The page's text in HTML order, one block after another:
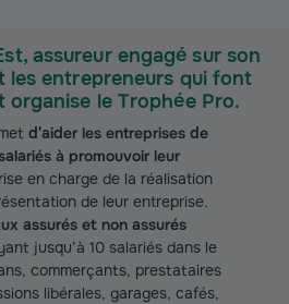
assureur engagé sur son
les entrepreneurs qui font
organise le Trophée Pro.
d'aider les entreprises de
à promouvoir leur
en charge de la réalisation
de leur entreprise.
assurés et non assurés
jusqu’à 10 salariés dans le
commerçants, prestataires
libérales, garages, cafés,